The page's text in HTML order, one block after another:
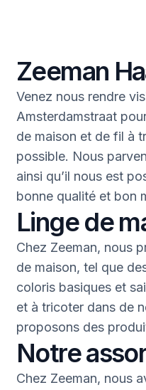
Zeeman
Venez nous rendre
Amsterdamstraat
de maison et de fil à
possible. Nous
ainsi qu’il nous est
bonne qualité et bon
Linge de
Chez Zeeman, nous
de maison, tel que
coloris basiques et
et à tricoter dans de
proposons des
Notre
Chez Zeeman, nous